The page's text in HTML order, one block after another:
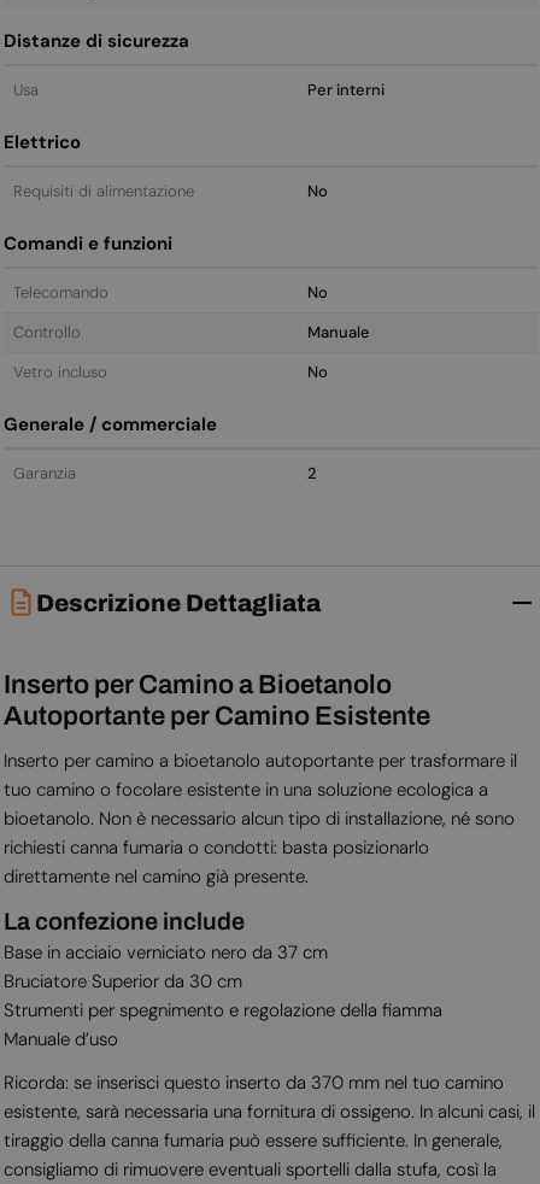
Distanze di sicurezza
Usa Per interni
Elettrico
Requisiti di alimentazione No
Comandi e funzioni
Telecomando
No
Controllo
Manuale
Vetro incluso
No
Generale / commerciale
Garanzia 2
Descrizione Dettagliata
Inserto per Camino a Bioetanolo
Autoportante per Camino Esistente
Inserto per camino a bioetanolo autoportante per trasformare il
tuo camino o focolare esistente in una soluzione ecologica a
bioetanolo. Non è necessario alcun tipo di installazione, né sono
richiesti canna fumaria o condotti: basta posizionarlo
direttamente nel camino già presente.
La confezione include
Base in acciaio verniciato nero da 37 cm
Bruciatore Superior da 30 cm
Strumenti per spegnimento e regolazione della fiamma
Manuale d’uso
Ricorda: se inserisci questo inserto da 370 mm nel tuo camino
esistente, sarà necessaria una fornitura di ossigeno. In alcuni casi, il
tiraggio della canna fumaria può essere sufficiente. In generale,
consigliamo di rimuovere eventuali sportelli dalla stufa, così la